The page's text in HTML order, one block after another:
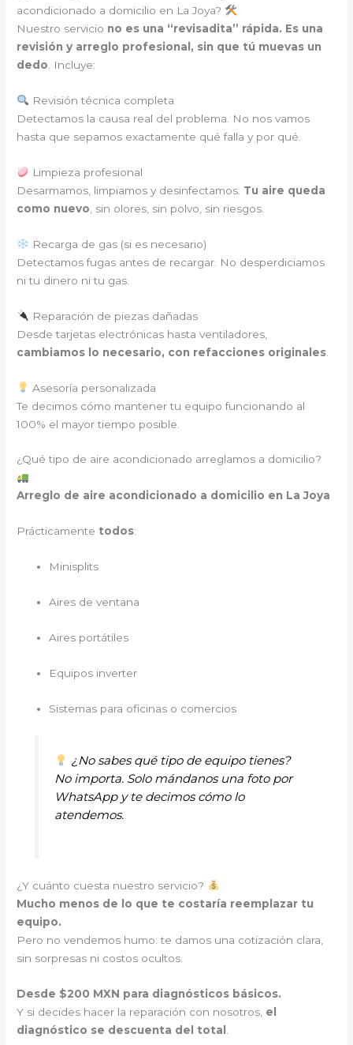
acondicionado a domicilio en La Joya?
Nuestro servicio no es una “revisadita” rápida. Es una
revisión y arreglo profesional, sin que tú muevas un
dedo . Incluye:
Revisión técnica completa
Detectamos la causa real del problema. No nos vamos
hasta que sepamos exactamente qué falla y por qué.
Limpieza profesional
Desarmamos, limpiamos y desinfectamos. Tu aire queda
como nuevo , sin olores, sin polvo, sin riesgos.
Recarga de gas (si es necesario)
Detectamos fugas antes de recargar. No desperdiciamos
ni tu dinero ni tu gas.
Reparación de piezas dañadas
Desde tarjetas electrónicas hasta ventiladores,
cambiamos lo necesario, con refacciones originales
Asesoría personalizada
Te decimos cómo mantener tu equipo funcionando al
100% el mayor tiempo posible.
¿Qué tipo de aire acondicionado arreglamos a domicilio?
Arreglo de aire acondicionado a domicilio en La Joya
Prácticamente todos:
Minisplits
Aires de ventana
Aires portátiles
Equipos inverter
Sistemas para oficinas o comercios
¿No sabes qué tipo de equipo tienes?
No importa. Solo mándanos una foto por
WhatsApp y te decimos cómo lo
atendemos.
¿Y cuánto cuesta nuestro servicio?
Mucho menos de lo que te costaría reemplazar tu
equipo.
Pero no vendemos humo: te damos una cotización clara,
sin sorpresas ni costos ocultos.
Desde $200 MXN para diagnósticos básicos.
Y si decides hacer la reparación con nosotros, el
diagnóstico se descuenta del total